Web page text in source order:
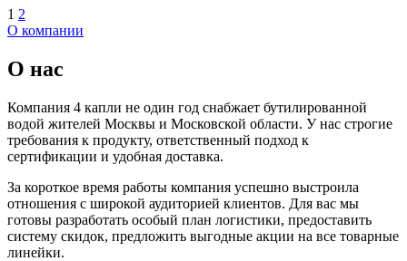
1 2
О компании
О нас
Компания 4 капли не один год снабжает бутилированной
водой жителей Москвы и Московской области. У нас строгие
требования к продукту, ответственный подход к
сертификации и удобная доставка.
За короткое время работы компания успешно выстроила
отношения с широкой аудиторией клиентов. Для вас мы
готовы разработать особый план логистики, предоставить
систему скидок, предложить выгодные акции на все товарные
линейки.